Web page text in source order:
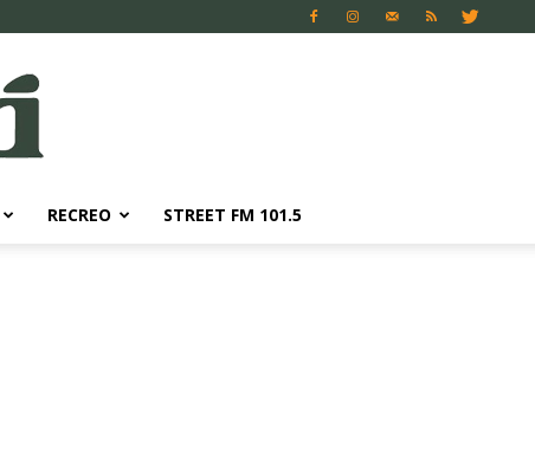
RECREO STREET FM 101.5